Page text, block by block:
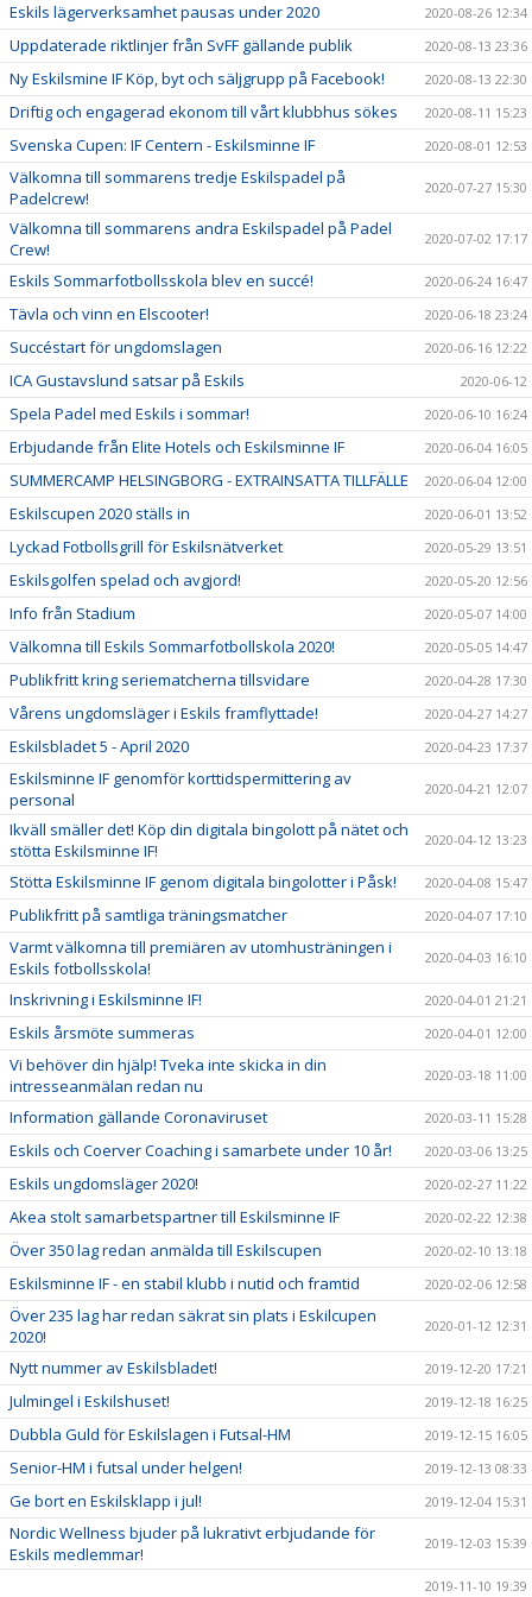
Eskils lägerverksamhet pausas under 2020 2020-08-26 12:34
Uppdaterade riktlinjer från SvFF gällande publik 2020-08-13 23:36
Ny Eskilsmine IF Köp, byt och säljgrupp på Facebook! 2020-08-13 22:30
Driftig och engagerad ekonom till vårt klubbhus sökes 2020-08-11 15:23
Svenska Cupen: IF Centern - Eskilsminne IF 2020-08-01 12:53
Välkomna till sommarens tredje Eskilspadel på
Padelcrew!
2020-07-27 15:30
Välkomna till sommarens andra Eskilspadel på Padel
Crew!
2020-07-02 17:17
Eskils Sommarfotbollsskola blev en succé! 2020-06-24 16:47
Tävla och vinn en Elscooter! 2020-06-18 23:24
Succéstart för ungdomslagen 2020-06-16 12:22
ICA Gustavslund satsar på Eskils 2020-06-12
Spela Padel med Eskils i sommar! 2020-06-10 16:24
Erbjudande från Elite Hotels och Eskilsminne IF 2020-06-04 16:05
SUMMERCAMP HELSINGBORG - EXTRAINSATTA TILLFÄLLE 2020-06-04 12:00
Eskilscupen 2020 ställs in 2020-06-01 13:52
Lyckad Fotbollsgrill för Eskilsnätverket 2020-05-29 13:51
Eskilsgolfen spelad och avgjord! 2020-05-20 12:56
Info från Stadium 2020-05-07 14:00
Välkomna till Eskils Sommarfotbollskola 2020! 2020-05-05 14:47
Publikfritt kring seriematcherna tillsvidare 2020-04-28 17:30
Vårens ungdomsläger i Eskils framflyttade! 2020-04-27 14:27
Eskilsbladet 5 - April 2020 2020-04-23 17:37
Eskilsminne IF genomför korttidspermittering av
personal
2020-04-21 12:07
Ikväll smäller det! Köp din digitala bingolott på nätet och
stötta Eskilsminne IF!
2020-04-12 13:23
Stötta Eskilsminne IF genom digitala bingolotter i Påsk! 2020-04-08 15:47
Publikfritt på samtliga träningsmatcher 2020-04-07 17:10
Varmt välkomna till premiären av utomhusträningen i
Eskils fotbollsskola!
2020-04-03 16:10
Inskrivning i Eskilsminne IF! 2020-04-01 21:21
Eskils årsmöte summeras 2020-04-01 12:00
Vi behöver din hjälp! Tveka inte skicka in din
intresseanmälan redan nu
2020-03-18 11:00
Information gällande Coronaviruset 2020-03-11 15:28
Eskils och Coerver Coaching i samarbete under 10 år! 2020-03-06 13:25
Eskils ungdomsläger 2020! 2020-02-27 11:22
Akea stolt samarbetspartner till Eskilsminne IF 2020-02-22 12:38
Över 350 lag redan anmälda till Eskilscupen 2020-02-10 13:18
Eskilsminne IF - en stabil klubb i nutid och framtid 2020-02-06 12:58
Över 235 lag har redan säkrat sin plats i Eskilcupen
2020!
2020-01-12 12:31
Nytt nummer av Eskilsbladet! 2019-12-20 17:21
Julmingel i Eskilshuset! 2019-12-18 16:25
Dubbla Guld för Eskilslagen i Futsal-HM 2019-12-15 16:05
Senior-HM i futsal under helgen! 2019-12-13 08:33
Ge bort en Eskilsklapp i jul! 2019-12-04 15:31
Nordic Wellness bjuder på lukrativt erbjudande för
Eskils medlemmar!
2019-12-03 15:39
2019-11-10 19:39